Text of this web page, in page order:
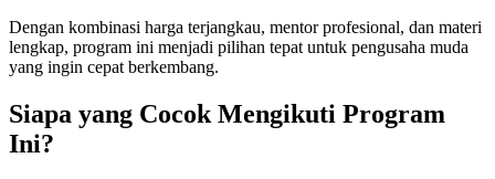
Dengan kombinasi harga terjangkau, mentor profesional, dan materi
lengkap, program ini menjadi pilihan tepat untuk pengusaha muda
yang ingin cepat berkembang.
Siapa yang Cocok Mengikuti Program
Ini?